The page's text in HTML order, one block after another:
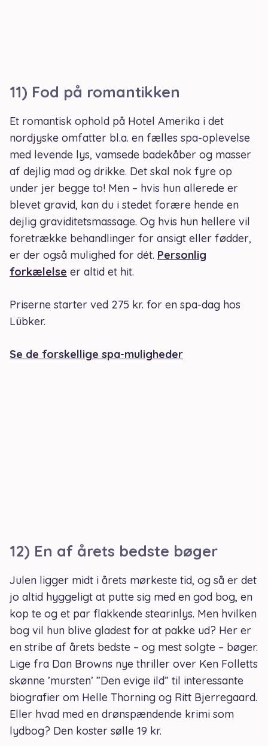
11) Fod på romantikken
Et romantisk ophold på Hotel Amerika i det
nordjyske omfatter bl.a. en fælles spa-oplevelse
med levende lys, vamsede badekåber og masser
af dejlig mad og drikke. Det skal nok fyre op
under jer begge to! Men – hvis hun allerede er
blevet gravid, kan du i stedet forære hende en
dejlig graviditetsmassage. Og hvis hun hellere vil
foretrække behandlinger for ansigt eller fødder,
er der også mulighed for dét. Personlig
forkælelse er altid et hit.
Priserne starter ved 275 kr. for en spa-dag hos
Lübker.
Se de forskellige spa-muligheder
12) En af årets bedste bøger
Julen ligger midt i årets mørkeste tid, og så er det
jo altid hyggeligt at putte sig med en god bog, en
kop te og et par flakkende stearinlys. Men hvilken
bog vil hun blive gladest for at pakke ud? Her er
en stribe af årets bedste – og mest solgte – bøger.
Lige fra Dan Browns nye thriller over Ken Folletts
skønne ’mursten’ ”Den evige ild” til interessante
biografier om Helle Thorning og Ritt Bjerregaard.
Eller hvad med en drønspændende krimi som
lydbog? Den koster sølle 19 kr.